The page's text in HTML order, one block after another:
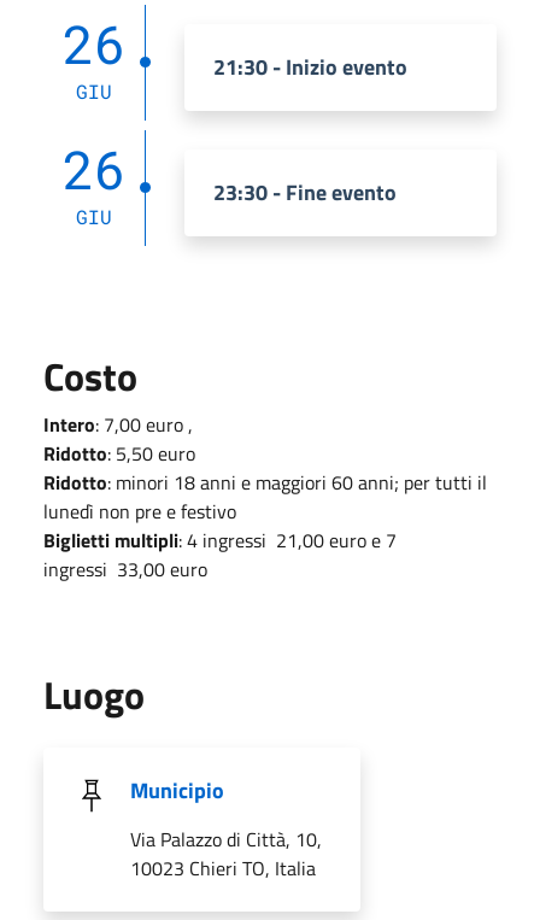
26
GIU
21:30 - Inizio evento
26
GIU
23:30 - Fine evento
Costo
Intero: 7,00 euro ,
Ridotto: 5,50 euro
Ridotto: minori 18 anni e maggiori 60 anni; per tutti il
lunedì non pre e festivo
Biglietti multipli: 4 ingressi 21,00 euro e 7
ingressi 33,00 euro
Luogo
Municipio
Via Palazzo di Città, 10,
10023 Chieri TO, Italia